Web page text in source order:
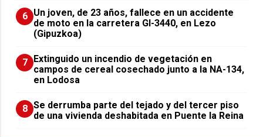
6 Un joven, de 23 años, fallece en un accidente
de moto en la carretera GI-3440, en Lezo
(Gipuzkoa)
7
Extinguido un incendio de vegetación en
campos de cereal cosechado junto a la NA-134,
en Lodosa
8 Se derrumba parte del tejado y del tercer piso
de una vivienda deshabitada en Puente la Reina